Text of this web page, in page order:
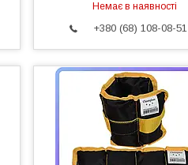
Немає в наявності
+380 (68) 108-08-51